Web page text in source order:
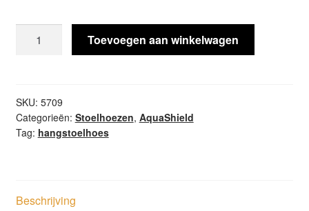
Hangstoelhoes
ø100xH200
Toevoegen aan winkelwagen
SKU: 5709
Categorieën: Stoelhoezen, AquaShield
Tag: hangstoelhoes
Beschrijving